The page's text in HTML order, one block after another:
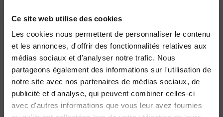
Ce site web utilise des cookies
Les cookies nous permettent de personnaliser le contenu
et les annonces, d'offrir des fonctionnalités relatives aux
médias sociaux et d'analyser notre trafic. Nous
partageons également des informations sur l'utilisation de
notre site avec nos partenaires de médias sociaux, de
publicité et d'analyse, qui peuvent combiner celles-ci
avec d'autres informations que vous leur avez fournies
Violences politiques en France
De 1986 à nos jours
Isabelle Sommier, François Audigier